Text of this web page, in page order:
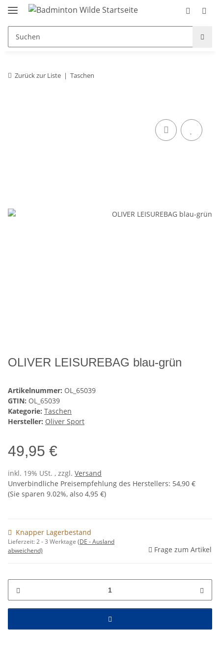
Zurück zur Liste Taschen
OLIVER LEISUREBAG blau-grün
Artikelnummer: OL_65039
GTIN: OL_65039
Kategorie: Taschen
Hersteller: Oliver Sport
49,95 €
inkl. 19% USt. , zzgl. Versand
Unverbindliche Preisempfehlung des Herstellers: 54,90 €
(Sie sparen 9.02%, also 4,95 €)
Knapper Lagerbestand
Lieferzeit:2 - 3 Werktage (DE - Ausland
abweichend)
Frage zum Artikel